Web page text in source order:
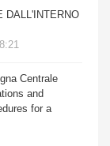
DALL'INTERNO
Centrale
and
for a